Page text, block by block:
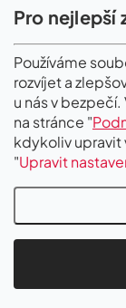
Pro nejlepší
Používáme
rozvíjet a
u nás v
na stránce "
kdykoliv upravit
"Upravit
Sportovní
II. Jakost
PŘIJÍMÁME
Copyright 2026